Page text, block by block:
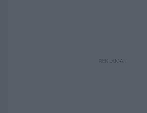
REKLAMA